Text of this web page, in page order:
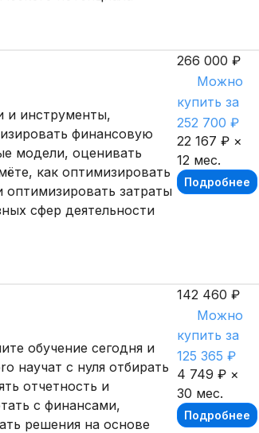
и инструменты,
финансовую
модели, оценивать
как оптимизировать
затраты
сфер деятельности
266 000 ₽
Можно
купить за
252 700 ₽
22 167 ₽ ×
12 мес.
Подробнее
обучение сегодня и
научат с нуля отбирать
отчетность и
с финансами,
решения на основе
142 460 ₽
Можно
купить за
125 365 ₽
4 749 ₽ ×
30 мес.
Подробнее